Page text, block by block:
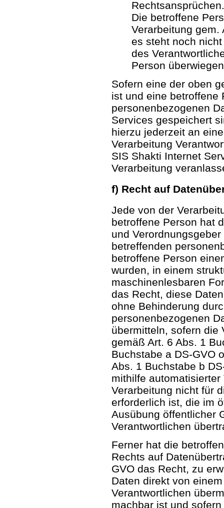
Rechtsansprüchen.
Die betroffene
Verarbeitung gem.
es steht noch
des
Person
Sofern eine der oben
ist und eine betroffene
personenbezogenen
Services gespeichert
hierzu jederzeit an
Verarbeitung
SIS Shakti Internet
Verarbeitung
f) Recht auf
Jede von der
betroffene Person hat
und
betreffenden
betroffene Person
wurden, in einem
maschinenlesbaren
das Recht, diese
ohne Behinderung
personenbezogenen
übermitteln, sofern die
gemäß Art. 6 Abs. 1
Buchstabe a DS-GVO
Abs. 1 Buchstabe b
mithilfe
Verarbeitung nicht für
erforderlich ist, die im
Ausübung öffentlicher
Verantwortlichen
Ferner hat die
Rechts auf
GVO das Recht, zu
Daten direkt von
Verantwortlichen
machbar ist und